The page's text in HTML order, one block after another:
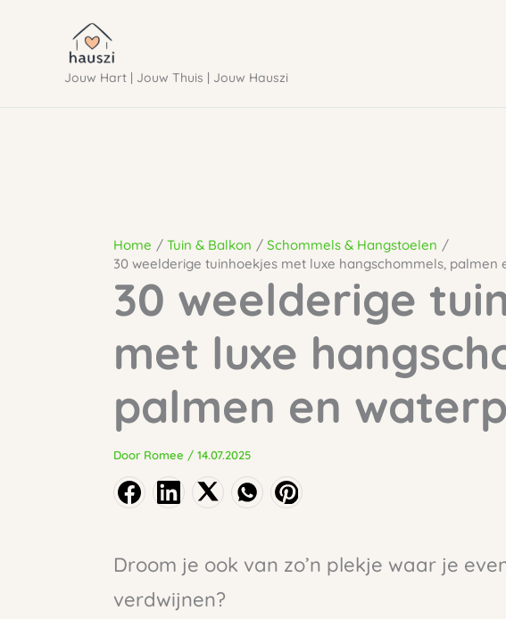
Jouw Hart | Jouw Thuis | Jouw Hauszi
Home Tuin & Balkon
Schommels & Hangstoelen
30 weelderige tuinhoekjes met luxe hangschommels, palmen
30 weelderige
met luxe
palmen en
Door Romee / 14.07.2025
Droom je ook van zo’n plekje waar je
verdwijnen?